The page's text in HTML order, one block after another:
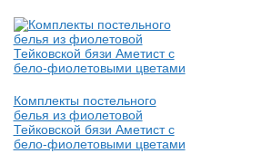
Комплекты постельного
белья из фиолетовой
Тейковской бязи Аметист с
бело-фиолетовыми цветами